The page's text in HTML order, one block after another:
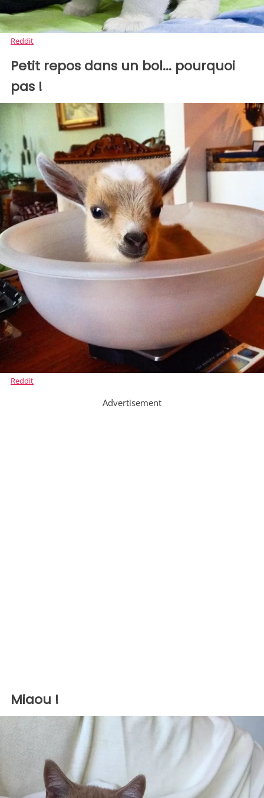
Reddit
Petit repos dans un bol... pourquoi
pas !
Reddit
Advertisement
Miaou !